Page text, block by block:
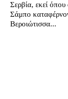
Σερβία, εκεί
Σάμπο
Βεροιώτισσα...